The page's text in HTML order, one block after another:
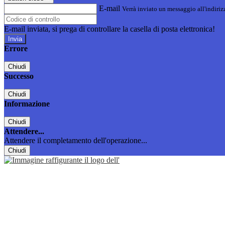
E-mail Verrà inviato un messaggio
E-mail inviata, si prega di controllare la casella di posta elettronica!
Errore
Chiudi
Successo
Chiudi
Informazione
Chiudi
Attendere...
Attendere il completamento dell'operazione...
Chiudi